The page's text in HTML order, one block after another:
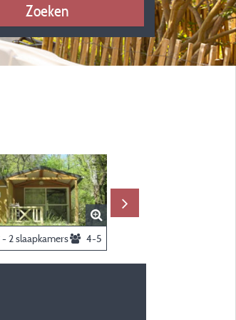
Zoeken
2 slaapkamers 4-5